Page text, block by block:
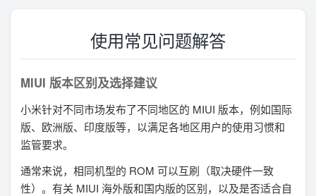
使用常见问题解答
MIUI 版本区别及选择建议
小米针对不同市场发布了不同地区的 MIUI 版本，例如国际
版、欧洲版、印度版等，以满足各地区用户的使用习惯和
监管要求。
通常来说，相同机型的 ROM 可以互刷（取决硬件一致
性）。有关 MIUI 海外版和国内版的区别，以及是否适合自